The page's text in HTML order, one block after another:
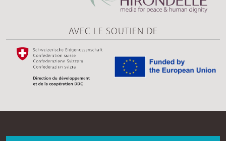
AVEC LE SOUTIEN DE